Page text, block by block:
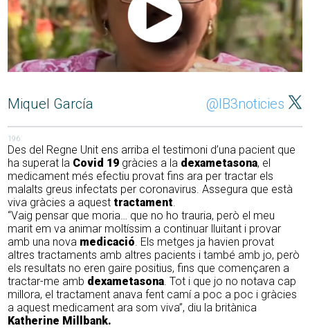
Miquel García @IB3noticies
196
Des del Regne Unit ens arriba el testimoni d’una pacient que
ha superat la Covid 19 gràcies a la dexametasona, el
medicament més efectiu provat fins ara per tractar els
malalts greus infectats per coronavirus. Assegura que està
viva gràcies a aquest tractament.
“Vaig pensar que moria… que no ho trauria, però el meu
marit em va animar moltíssim a continuar lluitant i provar
amb una nova medicació. Els metges ja havien provat
altres tractaments amb altres pacients i també amb jo, però
els resultats no eren gaire positius, fins que començaren a
tractar-me amb dexametasona. Tot i que jo no notava cap
millora, el tractament anava fent camí a poc a poc i gràcies
a aquest medicament ara som viva”, diu la britànica
Katherine Millbank.